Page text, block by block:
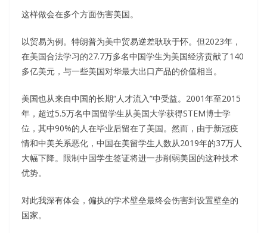
这样做会在多个方面伤害美国。
以贸易为例。特朗普为美中贸易逆差耿耿于怀。但2023年，
在美国合法学习的27.7万多名中国学生为美国经济贡献了140
多亿美元，与一些美国对华最大出口产品的价值相当。
美国也从来自中国的长期“人才流入”中受益。2001年至2015
年，超过5.5万名中国留学生从美国大学获得STEM博士学
位，其中90%的人在毕业后留在了美国。然而，由于新冠疫
情和中美关系恶化，中国在美留学生人数从2019年的37万人
大幅下降。限制中国学生签证将进一步削弱美国的这种技术
优势。
对此我深有体会，偏执的学术壁垒最终会伤害到设置壁垒的
国家。